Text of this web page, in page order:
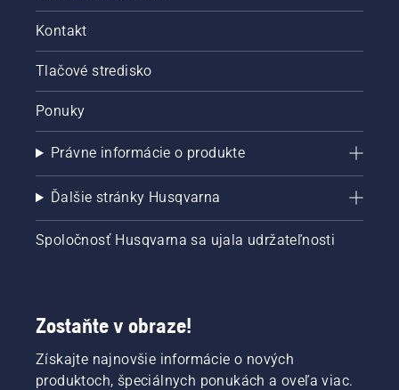
Kontakt
Tlačové stredisko
Ponuky
Právne informácie o produkte
Ďalšie stránky Husqvarna
Spoločnosť Husqvarna sa ujala udržateľnosti
Zostaňte v obraze!
Získajte najnovšie informácie o nových
produktoch, špeciálnych ponukách a oveľa viac.